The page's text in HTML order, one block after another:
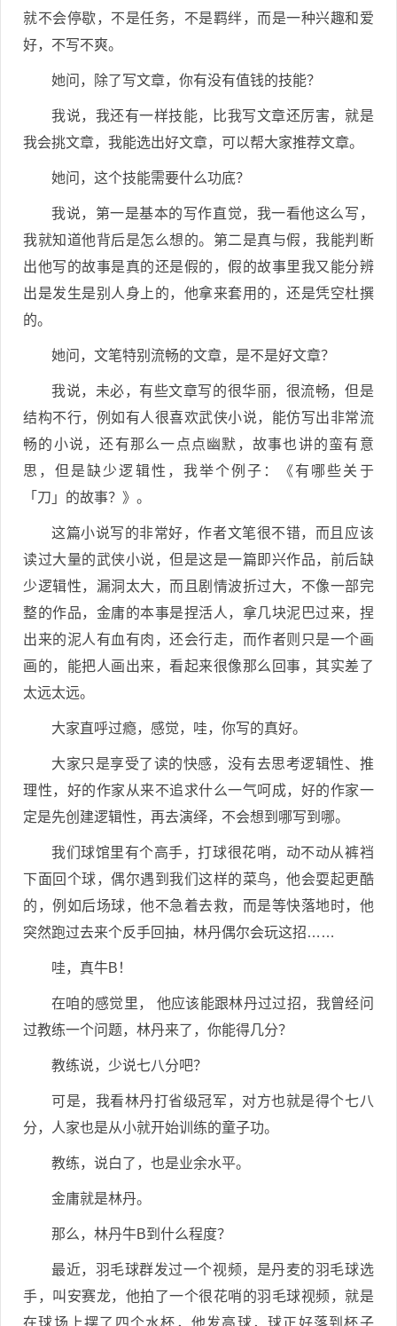
就不会停歇，不是任务，不是羁绊，而是一种兴趣和爱
好，不写不爽。
她问，除了写文章，你有没有值钱的技能？
我说，我还有一样技能，比我写文章还厉害，就是
我会挑文章，我能选出好文章，可以帮大家推荐文章。
她问，这个技能需要什么功底？
我说，第一是基本的写作直觉，我一看他这么写，
我就知道他背后是怎么想的。第二是真与假，我能判断
出他写的故事是真的还是假的，假的故事里我又能分辨
出是发生是别人身上的，他拿来套用的，还是凭空杜撰
的。
她问，文笔特别流畅的文章，是不是好文章？
我说，未必，有些文章写的很华丽，很流畅，但是
结构不行，例如有人很喜欢武侠小说，能仿写出非常流
畅的小说，还有那么一点点幽默，故事也讲的蛮有意
思，但是缺少逻辑性，我举个例子：《有哪些关于
「刀」的故事？》。
这篇小说写的非常好，作者文笔很不错，而且应该
读过大量的武侠小说，但是这是一篇即兴作品，前后缺
少逻辑性，漏洞太大，而且剧情波折过大，不像一部完
整的作品，金庸的本事是捏活人，拿几块泥巴过来，捏
出来的泥人有血有肉，还会行走，而作者则只是一个画
画的，能把人画出来，看起来很像那么回事，其实差了
太远太远。
大家直呼过瘾，感觉，哇，你写的真好。
大家只是享受了读的快感，没有去思考逻辑性、推
理性，好的作家从来不追求什么一气呵成，好的作家一
定是先创建逻辑性，再去演绎，不会想到哪写到哪。
我们球馆里有个高手，打球很花哨，动不动从裤裆
下面回个球，偶尔遇到我们这样的菜鸟，他会耍起更酷
的，例如后场球，他不急着去救，而是等快落地时，他
突然跑过去来个反手回抽，林丹偶尔会玩这招……
哇，真牛B！
在咱的感觉里， 他应该能跟林丹过过招，我曾经问
过教练一个问题，林丹来了，你能得几分？
教练说，少说七八分吧？
可是，我看林丹打省级冠军，对方也就是得个七八
分，人家也是从小就开始训练的童子功。
教练，说白了，也是业余水平。
金庸就是林丹。
那么，林丹牛B到什么程度？
最近，羽毛球群发过一个视频，是丹麦的羽毛球选
手，叫安赛龙，他拍了一个很花哨的羽毛球视频，就是
在球场上摆了四个水杯，他发高球，球正好落到杯子